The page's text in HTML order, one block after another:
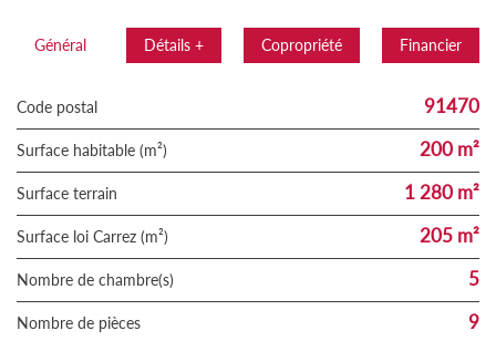
Général Détails + Copropriété Financier
Code postal 91470
Surface habitable (m²) 200 m²
surface terrain 1 280 m²
Surface loi Carrez (m²) 205 m²
Nombre de chambre(s) 5
Nombre de pièces 9